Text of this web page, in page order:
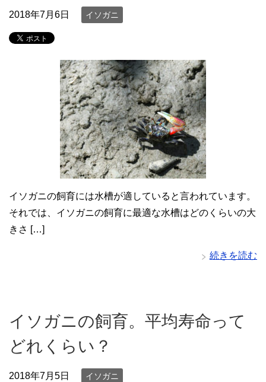
2018年7月6日 イソガニ
イソガニの飼育には水槽が適していると言われています。
それでは、イソガニの飼育に最適な水槽はどのくらいの大
きさ […]
続きを読む
イソガニの飼育。平均寿命って
どれくらい？
2018年7月5日 イソガニ